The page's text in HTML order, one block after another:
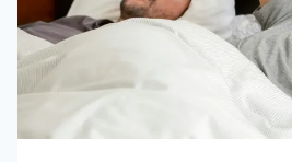
CANNABIS-
THERAPIE